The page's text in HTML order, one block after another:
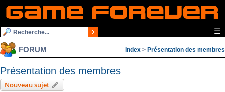
☰
FORUM Index > Présentation des membres
Présentation des membres
Nouveau sujet